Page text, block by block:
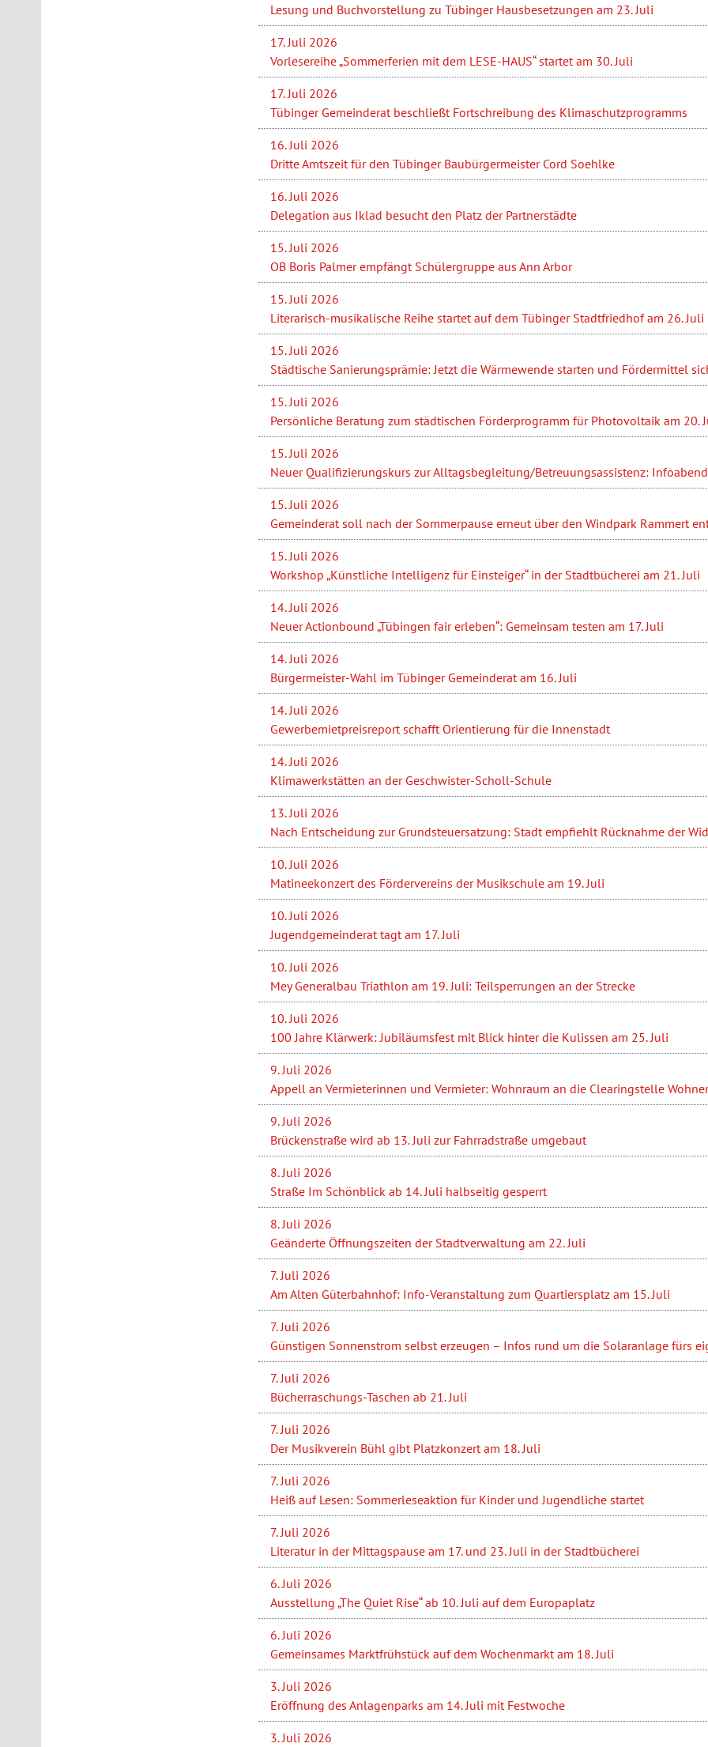
Lesung und Buchvorstellung zu Tübinger Hausbesetzungen am 23. Juli
17. Juli 2026
Vorlesereihe „Sommerferien mit dem LESE-HAUS“ startet am 30. Juli
17. Juli 2026
Tübinger Gemeinderat beschließt Fortschreibung des Klimaschutzprogramms
16. Juli 2026
Dritte Amtszeit für den Tübinger Baubürgermeister Cord Soehlke
16. Juli 2026
Delegation aus Iklad besucht den Platz der Partnerstädte
15. Juli 2026
OB Boris Palmer empfängt Schülergruppe aus Ann Arbor
15. Juli 2026
Literarisch-musikalische Reihe startet auf dem Tübinger Stadtfriedhof am 26. Juli
15. Juli 2026
Städtische Sanierungsprämie: Jetzt die Wärmewende starten und Fördermittel
15. Juli 2026
Persönliche Beratung zum städtischen Förderprogramm für Photovoltaik am 20.
15. Juli 2026
Neuer Qualifizierungskurs zur Alltagsbegleitung/Betreuungsassistenz:
15. Juli 2026
Gemeinderat soll nach der Sommerpause erneut über den Windpark Rammert
15. Juli 2026
Workshop „Künstliche Intelligenz für Einsteiger“ in der Stadtbücherei am 21. Juli
14. Juli 2026
Neuer Actionbound „Tübingen fair erleben“: Gemeinsam testen am 17. Juli
14. Juli 2026
Bürgermeister-Wahl im Tübinger Gemeinderat am 16. Juli
14. Juli 2026
Gewerbemietpreisreport schafft Orientierung für die Innenstadt
14. Juli 2026
Klimawerkstätten an der Geschwister-Scholl-Schule
13. Juli 2026
Nach Entscheidung zur Grundsteuersatzung: Stadt empfiehlt Rücknahme der
10. Juli 2026
Matineekonzert des Fördervereins der Musikschule am 19. Juli
10. Juli 2026
Jugendgemeinderat tagt am 17. Juli
10. Juli 2026
Mey Generalbau Triathlon am 19. Juli: Teilsperrungen an der Strecke
10. Juli 2026
100 Jahre Klärwerk: Jubiläumsfest mit Blick hinter die Kulissen am 25. Juli
9. Juli 2026
Appell an Vermieterinnen und Vermieter: Wohnraum an die Clearingstelle
9. Juli 2026
Brückenstraße wird ab 13. Juli zur Fahrradstraße umgebaut
8. Juli 2026
Straße Im Schönblick ab 14. Juli halbseitig gesperrt
8. Juli 2026
Geänderte Öffnungszeiten der Stadtverwaltung am 22. Juli
7. Juli 2026
Am Alten Güterbahnhof: Info-Veranstaltung zum Quartiersplatz am 15. Juli
7. Juli 2026
Günstigen Sonnenstrom selbst erzeugen – Infos rund um die Solaranlage fürs
7. Juli 2026
Bücherraschungs-Taschen ab 21. Juli
7. Juli 2026
Der Musikverein Bühl gibt Platzkonzert am 18. Juli
7. Juli 2026
Heiß auf Lesen: Sommerleseaktion für Kinder und Jugendliche startet
7. Juli 2026
Literatur in der Mittagspause am 17. und 23. Juli in der Stadtbücherei
6. Juli 2026
Ausstellung „The Quiet Rise“ ab 10. Juli auf dem Europaplatz
6. Juli 2026
Gemeinsames Marktfrühstück auf dem Wochenmarkt am 18. Juli
3. Juli 2026
Eröffnung des Anlagenparks am 14. Juli mit Festwoche
3. Juli 2026